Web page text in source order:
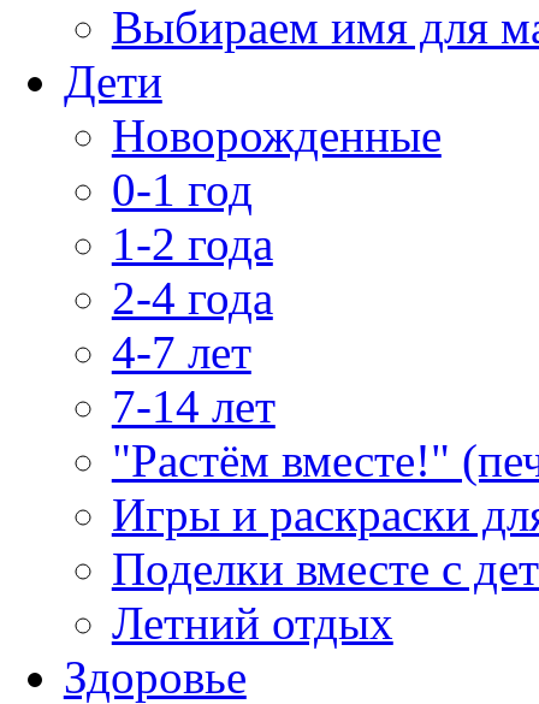
Выбираем имя для
Дети
Новорожденные
0-1 год
1-2 года
2-4 года
4-7 лет
7-14 лет
"Растём вместе!"
Игры и раскраски
Поделки вместе с
Летний отдых
Здоровье